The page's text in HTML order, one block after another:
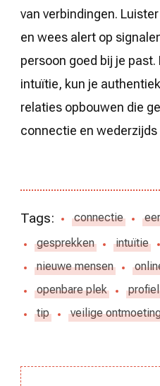
van verbindingen.
en wees alert op
persoon goed bij je
intuïtie, kun je
relaties opbouwen die
connectie en wederzijds
Tags: connectie
gesprekken
intuïtie
nieuwe mensen
openbare plek
profiel
tip
veilige